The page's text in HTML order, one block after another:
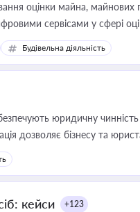
оцінки майна, майнових
сервісами у сфері
бізнесу, керівника, юриста
угод і перевірки
Будівельна діяльність
юридичну
дозволяє бізнесу та
прийняття органами
кейси +123